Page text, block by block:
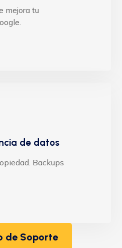
mejora tu
de datos
Backups
de Soporte